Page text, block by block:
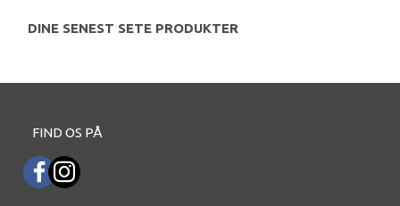
DINE SENEST SETE PRODUKTER
FIND OS PÅ